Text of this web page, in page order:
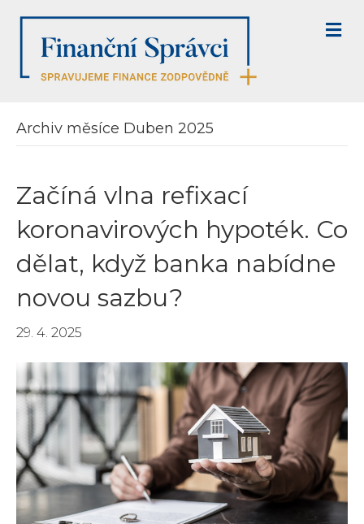
M
E
Archiv měsíce Duben 2025
Začíná vlna refixací
koronavirových hypoték. Co
dělat, když banka nabídne
novou sazbu?
29. 4. 2025